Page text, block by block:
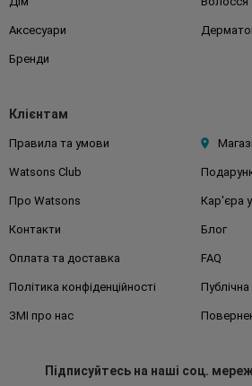
Аксесуари
Бренди
Клієнтам
Правила та умови
Watsons Club
Про Watsons Кар'єра
Контакти Блог
Оплата та доставка FAQ
Політика конфіденційності
ЗМІ про нас
Підписуйтесьна наші соц.